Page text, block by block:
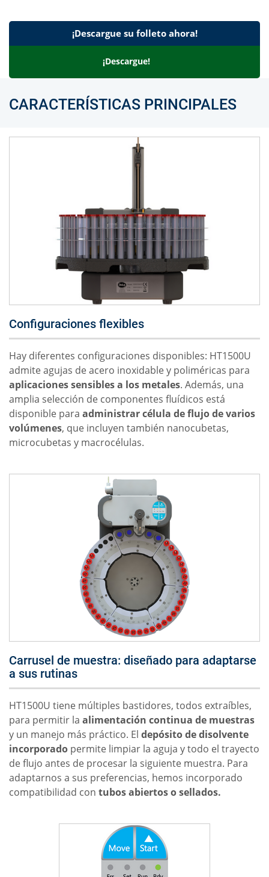
¡Descargue su folleto ahora!
¡Descargue!
CARACTERÍSTICAS PRINCIPALES
Configuraciones flexibles
Hay diferentes configuraciones disponibles: HT1500U
admite agujas de acero inoxidable y poliméricas para
aplicaciones sensibles a los metales. Además, una
amplia selección de componentes fluídicos está
disponible para administrar célula de flujo de varios
volúmenes, que incluyen también nanocubetas,
microcubetas y macrocélulas.
Carrusel de muestra: diseñado para adaptarse
a sus rutinas
HT1500U tiene múltiples bastidores, todos extraíbles,
para permitir la alimentación continua de muestras
y un manejo más práctico. El depósito de disolvente
incorporado permite limpiar la aguja y todo el trayecto
de flujo antes de procesar la siguiente muestra. Para
adaptarnos a sus preferencias, hemos incorporado
compatibilidad con tubos abiertos o sellados.